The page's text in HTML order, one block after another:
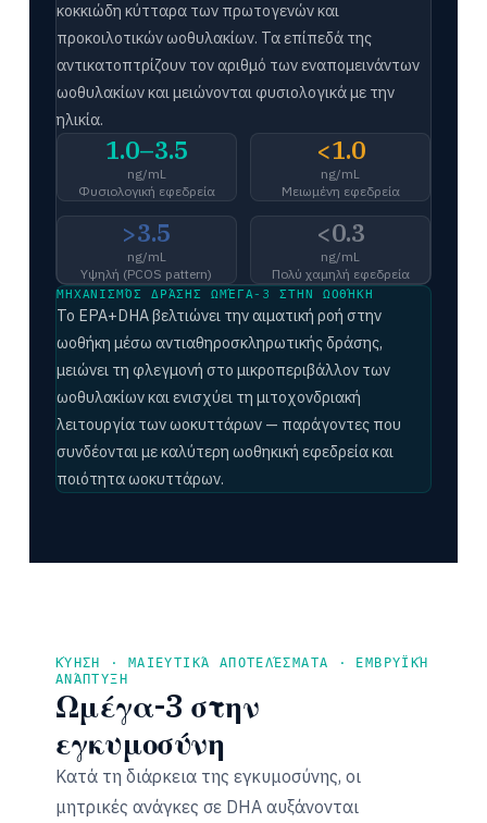
κοκκιώδη κύτταρα των πρωτογενών και
προκοιλοτικών ωοθυλακίων. Τα επίπεδά της
αντικατοπτρίζουν τον αριθμό των εναπομεινάντων
ωοθυλακίων και μειώνονται φυσιολογικά με την
ηλικία.
1.0–3.5
ng/mL
Φυσιολογική εφεδρεία
<1.0
ng/mL
Μειωμένη εφεδρεία
>3.5
ng/mL
Υψηλή (PCOS pattern)
<0.3
ng/mL
Πολύ χαμηλή εφεδρεία
ΜΗΧΑΝΙΣΜΌΣ ΔΡΆΣΗΣ ΩΜΈΓΑ-3 ΣΤΗΝ ΩΟΘΉΚΗ
Το EPA+DHA βελτιώνει την αιματική ροή στην
ωοθήκη μέσω αντιαθηροσκληρωτικής δράσης,
μειώνει τη φλεγμονή στο μικροπεριβάλλον των
ωοθυλακίων και ενισχύει τη μιτοχονδριακή
λειτουργία των ωοκυττάρων — παράγοντες που
συνδέονται με καλύτερη ωοθηκική εφεδρεία και
ποιότητα ωοκυττάρων.
ΚΎΗΣΗ · ΜΑΙΕΥΤΙΚΆ ΑΠΟΤΕΛΈΣΜΑΤΑ · ΕΜΒΡΥΪΚΉ
ΑΝΆΠΤΥΞΗ
Ωμέγα-3 στην
εγκυμοσύνη
Κατά τη διάρκεια της εγκυμοσύνης, οι
μητρικές ανάγκες σε DHA αυξάνονται